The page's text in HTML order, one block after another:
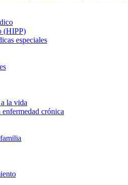
(HIPP)
especiales
la vida
crónica